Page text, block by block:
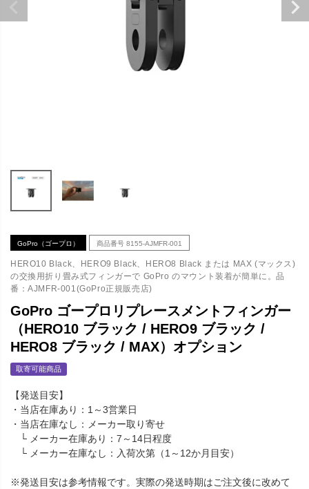
GoPro（ゴープロ） 商品番号 8155-AJMFR-001
HERO10 Black、HERO9 Black、HERO8 Black または MAX (マックス)
の交換用折り畳み式フィンガーで GoPro のマウント装着が簡単に。品
番：AJMFR-001(GoPro正規販売店)
GoPro ゴープロリプレースメントフィンガー
（HERO10 ブラック / HERO9 ブラック /
HERO8 ブラック / MAX）オプション
取寄可能商品
【発送目安】
・当店在庫あり：1～3営業日
・当店在庫なし：メーカー取り寄せ
└ メーカー在庫あり：7～14日程度
└ メーカー在庫なし：入荷次第（1～12か月目安）
※発送目安は参考情報です。実際の発送時期はご注文後に改めて